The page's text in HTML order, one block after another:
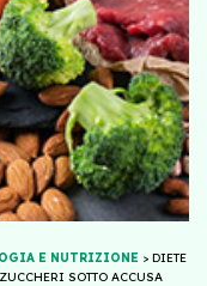
E NUTRIZIONE > DIETE
SOTTO ACCUSA